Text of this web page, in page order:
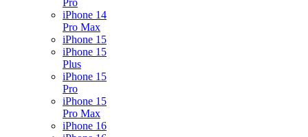
Pro
iPhone 14
Pro Max
iPhone 15
iPhone 15
Plus
iPhone 15
Pro
iPhone 15
Pro Max
iPhone 16